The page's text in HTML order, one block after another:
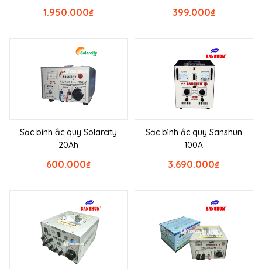
₫
1.950.000 ₫
399.000
Sạc bình ắc quy Solarcity
20Ah
₫
600.000
Sạc bình ắc quy Sanshun
100A
₫
3.690.000